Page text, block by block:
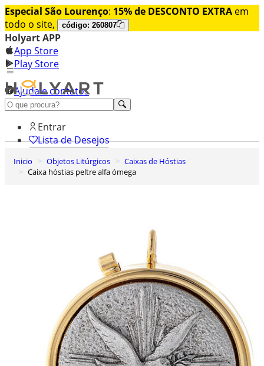
Especial São Lourenço: 15% de DESCONTO EXTRA em
todo o site,
código: 260807
Holyart APP
App Store
Play Store
Ajuda e contatos
Conheça premium
Entrar
Lista de Desejos
0
Carrinho de Compras
Inicio Objetos Litúrgicos
Caixas de Hóstias
Caixa hóstias peltre alfa ómega